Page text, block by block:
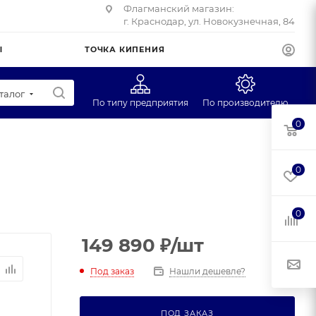
Флагманский магазин:
г. Краснодар, ул. Новокузнечная, 84
ТОЧКА КИПЕНИЯ
По типу предприятия По производителю
149 890 ₽/шт
Под заказ Нашли дешевле?
ПОД ЗАКАЗ
0
0
0